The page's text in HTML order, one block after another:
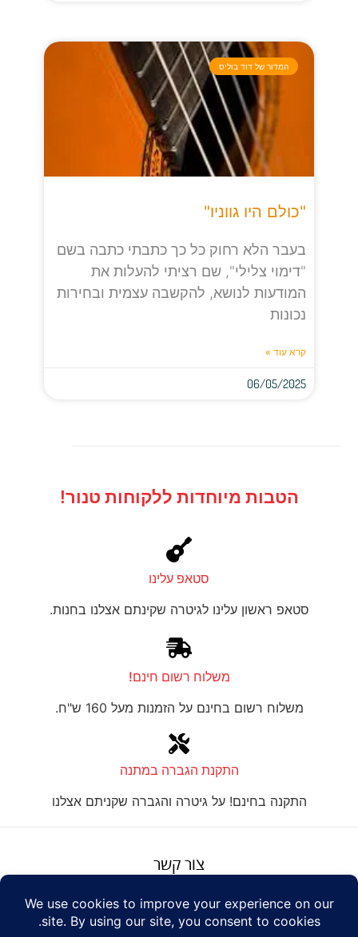
המדור של דוד בוליס
"כולם היו גווניו"
בעבר הלא רחוק כל כך כתבתי כתבה בשם
"דימוי צלילי", שם רציתי להעלות את
המודעות לנושא, להקשבה עצמית ובחירות
נכונות
קרא עוד »
06/05/2025
הטבות מיוחדות ללקוחות טנור!
סטאפ עלינו
סטאפ ראשון עלינו לגיטרה שקינתם אצלנו בחנות.
משלוח רשום חינם!
משלוח רשום בחינם על הזמנות מעל 160 ש"ח.
התקנת הגברה במתנה
התקנה בחינם! על גיטרה והגברה שקניתם אצלנו
צור קשר
על טנור